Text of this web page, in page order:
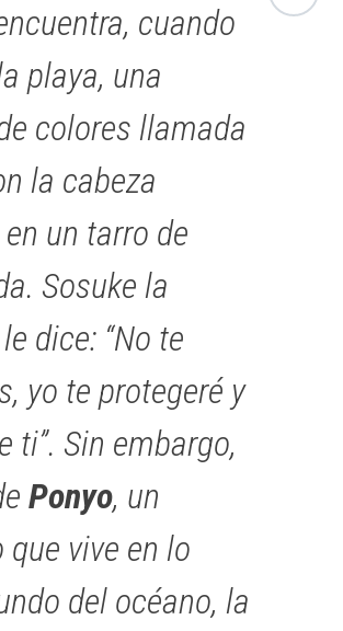
cuando
playa, una
colores llamada
la cabeza
un tarro de
Sosuke la
dice: “No te
yo te protegeré y
ti”. Sin embargo,
Ponyo, un
vive en lo
del océano, la